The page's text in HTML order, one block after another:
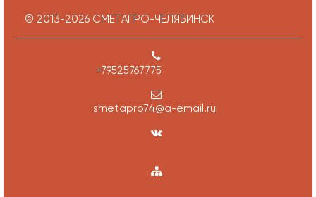
© 2013-2026 СМЕТАПРО-ЧЕЛЯБИНСК
+79525767775
smetapro74@a-email.ru